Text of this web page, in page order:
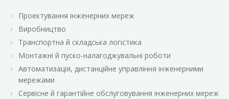
Проектування інженерних мереж
Виробництво
Транспортна й складська логістика
Монтажні й пуско-налагоджувальні роботи
Автоматизація, дистанційне управління інженерними
мережами
Сервісне й гарантійне обслуговування інженерних мереж